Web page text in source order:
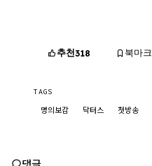
추천318 북마크
TAGS
명의보감 닥터스 첫방송